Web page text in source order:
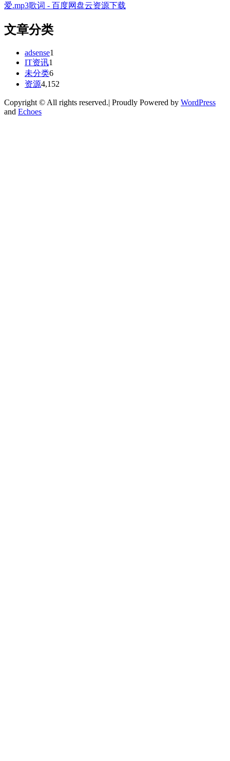
爱.mp3歌词 - 百度网盘云资源下载
文章分类
adsense1
IT资讯1
未分类6
资源4,152
Copyright © All rights reserved.| Proudly Powered by WordPress
and Echoes